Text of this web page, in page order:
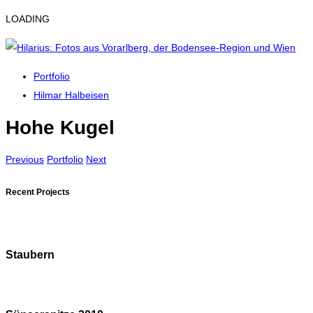
LOADING
Portfolio
Hilmar Halbeisen
Hohe Kugel
Previous Portfolio Next
Recent Projects
Staubern